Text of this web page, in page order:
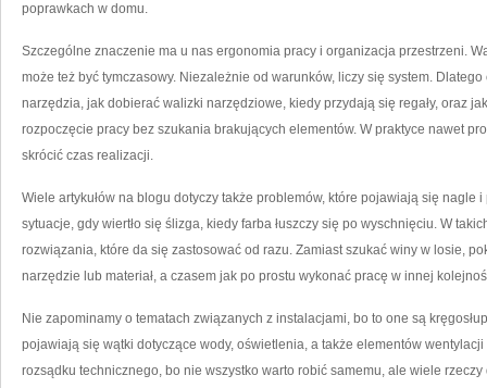
poprawkach w domu.
Szczególne znaczenie ma u nas ergonomia pracy i organizacja przestrzeni.
może też być tymczasowy. Niezależnie od warunków, liczy się system.
narzędzia, jak dobierać walizki narzędziowe, kiedy przydają się regały, oraz
rozpoczęcie pracy bez szukania brakujących elementów. W praktyce nawet
skrócić czas realizacji.
Wiele artykułów na blogu dotyczy także problemów, które pojawiają się nagle i
sytuacje, gdy wiertło się ślizga, kiedy farba łuszczy się po wyschnięciu. W
rozwiązania, które da się zastosować od razu. Zamiast szukać winy w losie,
narzędzie lub materiał, a czasem jak po prostu wykonać pracę w innej
Nie zapominamy o tematach związanych z instalacjami, bo to one są
pojawiają się wątki dotyczące wody, oświetlenia, a także elementów
rozsądku technicznego, bo nie wszystko warto robić samemu, ale wiele